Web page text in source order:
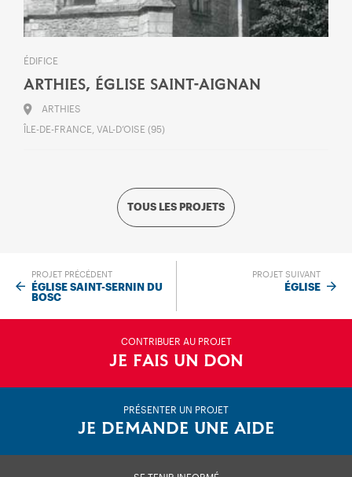
TOUS LES PROJETS
ÉDIFICE
ARTHIES, ÉGLISE SAINT-AIGNAN
ARTHIES
ÎLE-DE-FRANCE, VAL-D’OISE (95)
PROJET PRÉCÉDENT
ÉGLISE SAINT-SERNIN DU
BOSC
PROJET SUIVANT
ÉGLISE
CONTRIBUER AU PROJET
JE FAIS UN DON
PRÉSENTER UN PROJET
JE DEMANDE UNE AIDE